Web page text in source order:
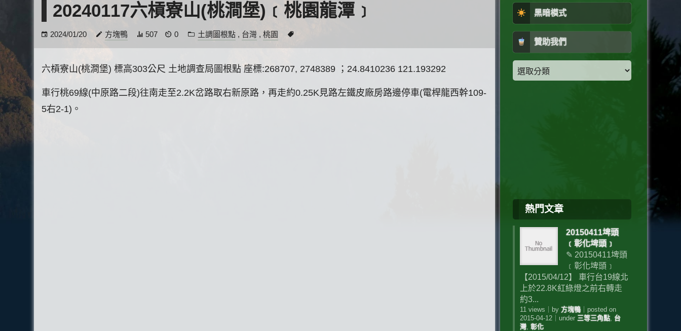
20240117六槓寮山(桃澗堡)﹝桃園龍潭﹞
2024/01/20 方塊鴨 507 0 土調圖根點 , 台灣 ,桃園
六槓寮山(桃澗堡) 標高303公尺 土地調查局圖根點 座標:268707, 2748389 ；24.8410236 121.193292
車行桃69線(中原路二段)往南走至2.2K岔路取右新原路，再走約0.25K見路左鐵皮廠房路邊停車(電桿龍西幹109-
5右2-1)。
黑暗模式
贊助我們
熱門文章
20150411埤頭
﹝彰化埤頭﹞
✎ 20150411埤頭
﹝彰化埤頭﹞
【2015/04/12】 車行台19線北
上於22.8K紅綠燈之前右轉走
約3...
11 views by 方塊鴨｜ posted on
2015-04-12｜ under 三等三角點, 台
灣, 彰化